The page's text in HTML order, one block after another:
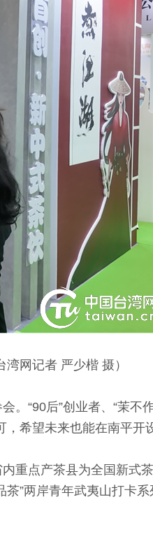
网记者 严少楷 摄）
“90后”创业者、“茉不
希望未来也能在南平开
重点产茶县为全国新式
”两岸青年武夷山打卡